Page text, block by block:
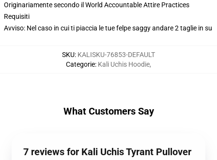
Originariamente secondo il World Accountable Attire Practices
Requisiti
Avviso: Nel caso in cui ti piaccia le tue felpe saggy andare 2 taglie in su
SKU: KALISKU-76853-DEFAULT
Categorie: Kali Uchis Hoodie,
What Customers Say
7 reviews for Kali Uchis Tyrant Pullover